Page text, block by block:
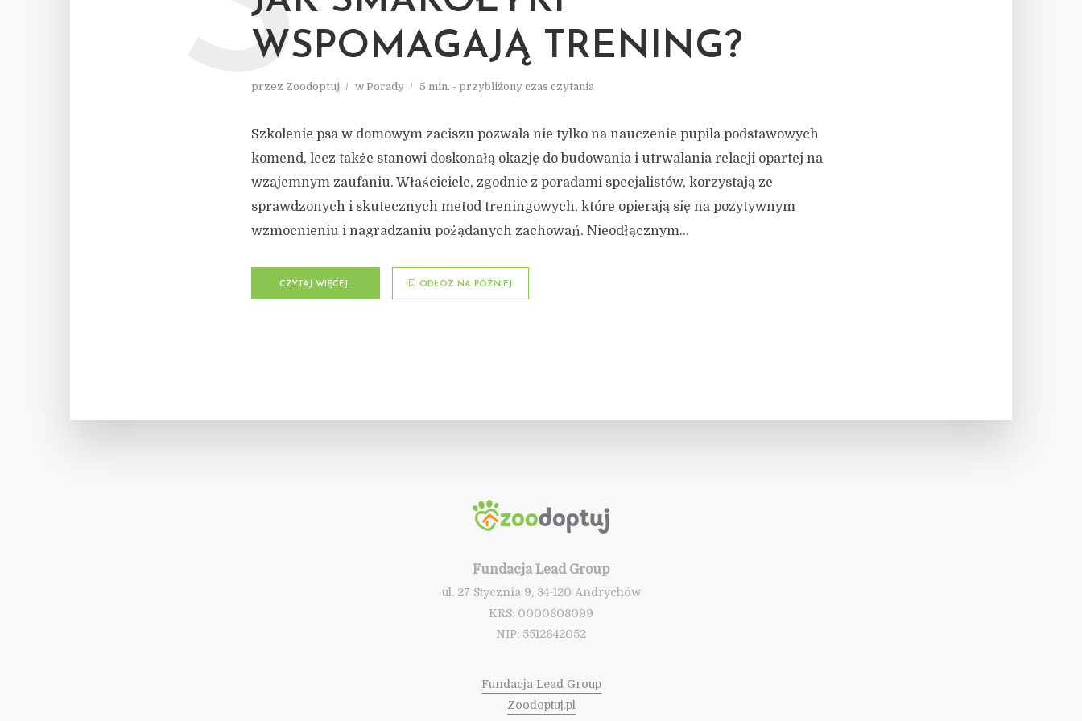
WSPOMAGAJĄ TRENING?
przez Zoodoptuj w Porady 5 min. - przybliżony czas czytania
Szkolenie psa w domowym zaciszu pozwala nie tylko na nauczenie pupila podstawowych
komend, lecz także stanowi doskonałą okazję do budowania i utrwalania relacji opartej na
wzajemnym zaufaniu. Właściciele, zgodnie z poradami specjalistów, korzystają ze
sprawdzonych i skutecznych metod treningowych, które opierają się na pozytywnym
wzmocnieniu i nagradzaniu pożądanych zachowań. Nieodłącznym...
CZYTAJ WIĘCEJ... ODŁÓŻ NA PÓŹNIEJ
Fundacja Lead Group
ul. 27 Stycznia 9, 34-120 Andrychów
KRS: 0000808099
NIP: 5512642052
Fundacja Lead Group
Zoodoptuj.pl